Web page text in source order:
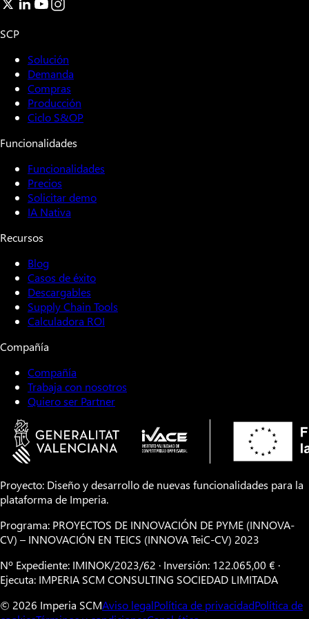
SCP
Solución
Demanda
Compras
Producción
Ciclo S&OP
Funcionalidades
Funcionalidades
Precios
Solicitar demo
IA Nativa
Recursos
Blog
Casos de éxito
Descargables
Supply Chain Tools
Calculadora ROI
Compañía
Compañía
Trabaja con nosotros
Quiero ser Partner
Proyecto: Diseño y desarrollo de nuevas funcionalidades para la
plataforma de Imperia.
Programa: PROYECTOS DE INNOVACIÓN DE PYME (INNOVA-
CV) – INNOVACIÓN EN TEICS (INNOVA TeiC-CV) 2023
Nº Expediente: IMINOK/2023/62 · Inversión: 122.065,00 € ·
Ejecuta: IMPERIA SCM CONSULTING SOCIEDAD LIMITADA
© 2026 Imperia SCMAviso legalPolítica de privacidadPolítica de